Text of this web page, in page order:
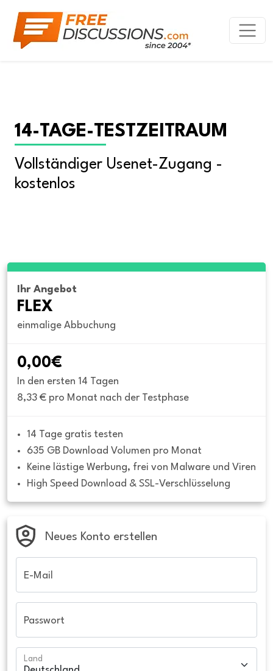
14-TAGE-TESTZEITRAUM
Vollständiger Usenet-Zugang -
kostenlos
Ihr Angebot
FLEX
einmalige Abbuchung
0,00€
In den ersten 14 Tagen
8,33 € pro Monat nach der Testphase
14 Tage gratis testen
635 GB Download Volumen pro Monat
Keine lästige Werbung, frei von Malware und Viren
High Speed Download & SSL-Verschlüsselung
Neues Konto erstellen
E-Mail
Passwort
Land